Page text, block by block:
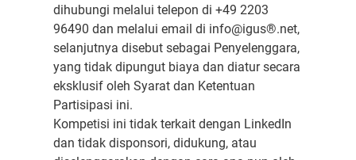
dihubungi melalui telepon di +49 2203
96490 dan melalui email di info@igus®.net,
selanjutnya disebut sebagai Penyelenggara,
yang tidak dipungut biaya dan diatur secara
eksklusif oleh Syarat dan Ketentuan
Partisipasi ini.
Kompetisi ini tidak terkait dengan LinkedIn
dan tidak disponsori, didukung, atau